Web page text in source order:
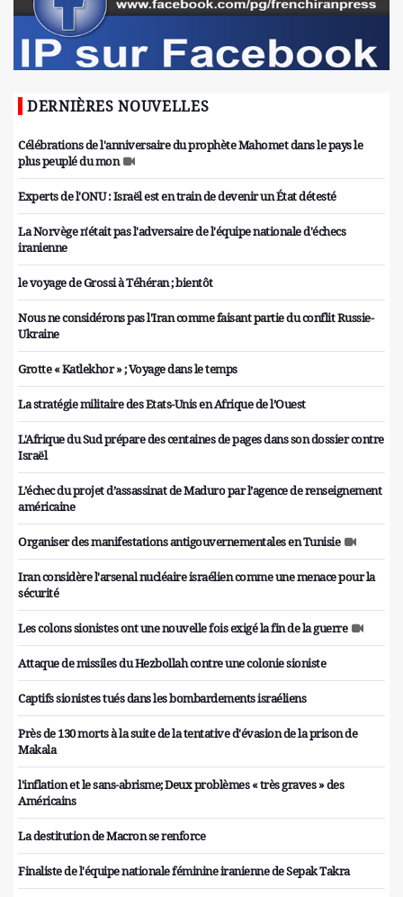
DERNIÈRES NOUVELLES
Célébrations de l'anniversaire du prophète Mahomet dans le pays le
plus peuplé du mon
Experts de l'ONU : Israël est en train de devenir un État détesté
La Norvège n'était pas l'adversaire de l'équipe nationale d'échecs
iranienne
le voyage de Grossi à Téhéran ; bientôt
Nous ne considérons pas l'Iran comme faisant partie du conflit Russie-
Ukraine
Grotte « Katlekhor » ; Voyage dans le temps
La stratégie militaire des Etats-Unis en Afrique de l’Ouest
L'Afrique du Sud prépare des centaines de pages dans son dossier contre
Israël
L’échec du projet d’assassinat de Maduro par l’agence de renseignement
américaine
Organiser des manifestations antigouvernementales en Tunisie
Iran considère l'arsenal nucléaire israélien comme une menace pour la
sécurité
Les colons sionistes ont une nouvelle fois exigé la fin de la guerre
Attaque de missiles du Hezbollah contre une colonie sioniste
Captifs sionistes tués dans les bombardements israéliens
Près de 130 morts à la suite de la tentative d'évasion de la prison de
Makala
l'inflation et le sans-abrisme; Deux problèmes « très graves » des
Américains
La destitution de Macron se renforce
Finaliste de l'équipe nationale féminine iranienne de Sepak Takra